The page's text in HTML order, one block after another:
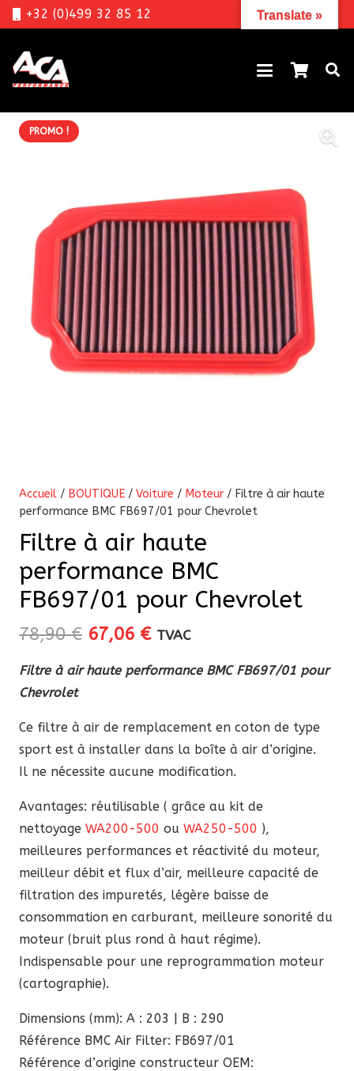
+32 (0)499 32 85 12
PROMO !
Accueil / BOUTIQUE / Voiture / Moteur / Filtre à air haute
performance BMC FB697/01 pour Chevrolet
Filtre à air haute
performance BMC
FB697/01 pour Chevrolet
78,90€ Le
initial
78,90 €.
67,06 €Le
actuel
67,06 €.
TVAC
Filtre à air haute performance BMC FB697/01 pour
Chevrolet
Ce filtre à air de remplacement en coton de type
sport est à installer dans la boîte à air d’origine.
Il ne nécessite aucune modification.
Avantages: réutilisable ( grâce au kit de
nettoyage WA200-500 ou WA250-500 ),
meilleures performances et réactivité du moteur,
meilleur débit et flux d’air, meilleure capacité de
filtration des impuretés, légère baisse de
consommation en carburant, meilleure sonorité du
moteur (bruit plus rond à haut régime).
Indispensable pour une reprogrammation moteur
(cartographie).
Dimensions (mm): A : 203 | B : 290
Référence BMC Air Filter: FB697/01
Référence d’origine constructeur OEM:
Translate »